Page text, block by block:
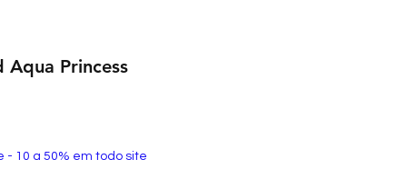
Aqua Princess
- 10 a 50% em todo site